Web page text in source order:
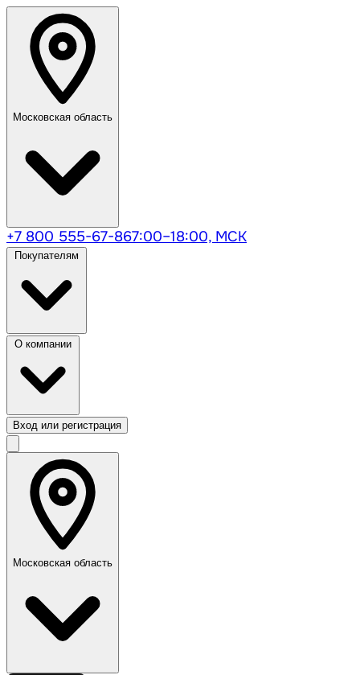
Московская область
+7 800 555-67-867:00–18:00, МСК
Вход или регистрация
Московская область